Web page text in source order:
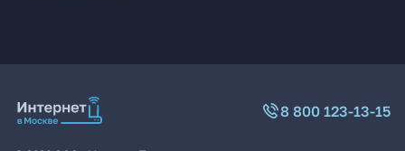
8 800 123-13-15